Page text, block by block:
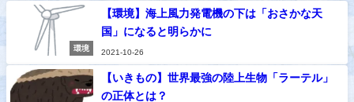
環境
【環境】海上風力発電機の下は「おさかな天
国」になると明らかに
2021-10-26
【いきもの】世界最強の陸上生物「ラーテル」
の正体とは？